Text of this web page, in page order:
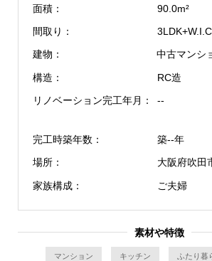
面積 90.0m²
間取り
建物 中古マンシ
構造 RC造
リノベーション完工年月 --
完工時築年数 築--年
場所 大阪府吹田
家族構成 ご夫婦
素材や特徴
マンション キッチン ふたり暮